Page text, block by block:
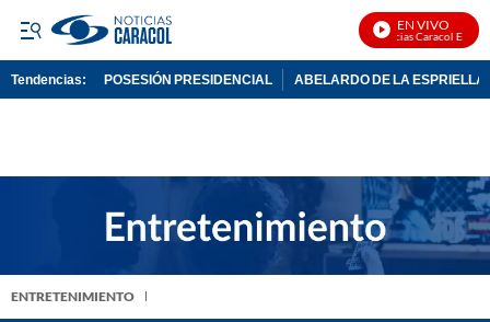
EN VIVO
Noticias Caracol En Vivo
Tendencias: POSESIÓN PRESIDENCIAL ABELARDO DE LA ESPRIELLA
ENTRETENIMIENTO